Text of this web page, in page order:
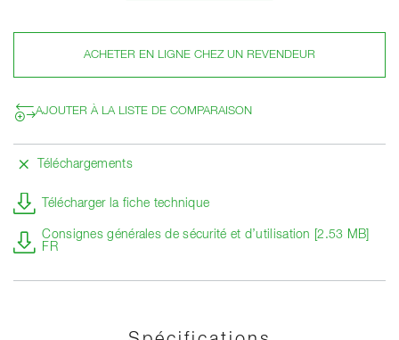
ACHETER EN LIGNE CHEZ UN REVENDEUR
AJOUTER À LA LISTE DE COMPARAISON
Téléchargements
Télécharger la fiche technique
Consignes générales de sécurité et d’utilisation [2.53 MB]
FR